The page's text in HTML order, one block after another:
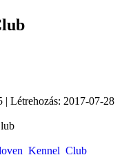
| Létrehozás: 2017-07-28